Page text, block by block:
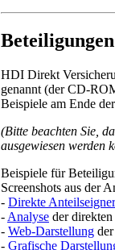
Beteiligungen
HDI Direkt
genannt (der CD-
Beispiele am Ende
(Bitte beachten Sie,
ausgewiesen werden
Beispiele für
Screenshots aus der
- Direkte
- Analyse der
- Web-Darstellung
- Grafische